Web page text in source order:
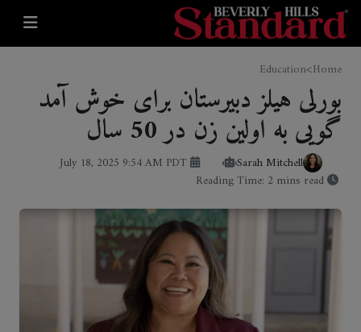
Home
>
Education
بورلی هیلز دبیرستان برای خوش آمد
گویی به اولین زن در 50 سال
Sarah Mitchell